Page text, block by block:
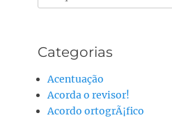
por:
Categorias
Acentuação
Acorda o revisor!
Acordo ortogrÃ¡fico